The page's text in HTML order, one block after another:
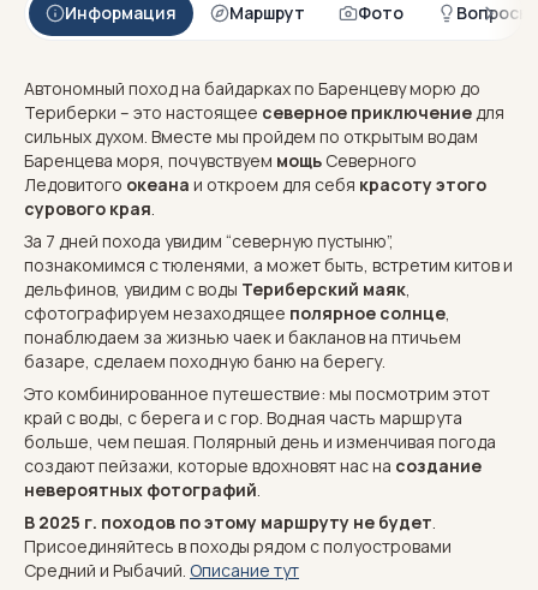
Информация Маршрут Фото Вопросы
Автономный поход на байдарках по Баренцеву морю до
Териберки – это настоящее северное приключениедля
сильных духом. Вместе мы пройдем по открытым водам
Баренцева моря, почувствуем мощь Северного
Ледовитого океана и откроем для себя красоту этого
сурового края.
За 7 дней похода увидим “северную пустыню”,
познакомимся с тюленями, а может быть, встретим китов и
дельфинов, увидим с воды Териберский маяк,
сфотографируем незаходящее полярное солнце,
понаблюдаем за жизнью чаек и бакланов на птичьем
базаре, сделаем походную баню на берегу.
Это комбинированное путешествие: мы посмотрим этот
край с воды, с берега и с гор. Водная часть маршрута
больше, чем пешая. Полярный день и изменчивая погода
создают пейзажи, которые вдохновят нас на создание
невероятных фотографий.
В 2025 г. походов по этому маршруту не будет.
Присоединяйтесь в походы рядом с полуостровами
Средний и Рыбачий. Описание тут